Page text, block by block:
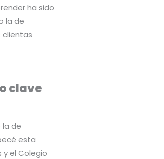
ha sido
la de
clientas
clave
la de
esta
y el Colegio